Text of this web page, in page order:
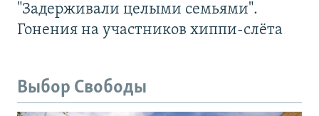
"Задерживали целыми семьями".
Гонения на участников хиппи-слёта
Выбор Свободы